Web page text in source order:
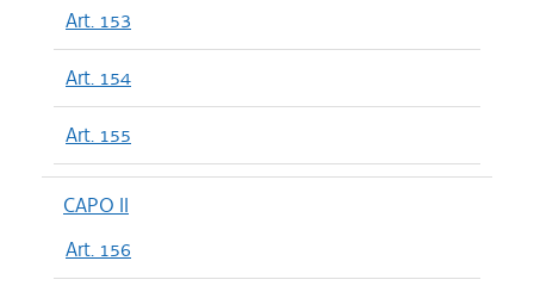
Art. 153
Art. 154
Art. 155
CAPO II
Art. 156